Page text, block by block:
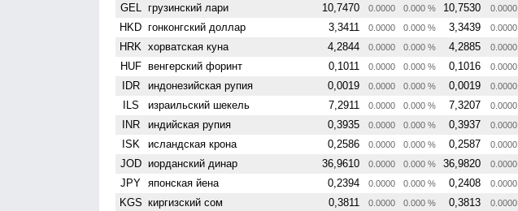
GEL грузинский лари 10,7470 0.0000 0.000 % 10,7530 0.0000
HKD гонконгский доллар 3,3411 0.0000 0.000 % 3,3439 0.0000
HRK хорватская куна 4,2844 0.0000 0.000 % 4,2885 0.0000
HUF венгерский форинт 0,1011 0.0000 0.000 % 0,1016 0.0000
IDR индонезийская рупия 0,0019 0.0000 0.000 % 0,0019 0.0000
ILS израильский шекель 7,2911 0.0000 0.000 % 7,3207 0.0000
INR индийская рупия 0,3935 0.0000 0.000 % 0,3937 0.0000
ISK исландская крона 0,2586 0.0000 0.000 % 0,2587 0.0000
JOD иорданский динар 36,9610 0.0000 0.000 % 36,9820 0.0000
JPY японская йена 0,2394 0.0000 0.000 % 0,2408 0.0000
KGS киргизский сом 0,3811 0.0000 0.000 % 0,3813 0.0000